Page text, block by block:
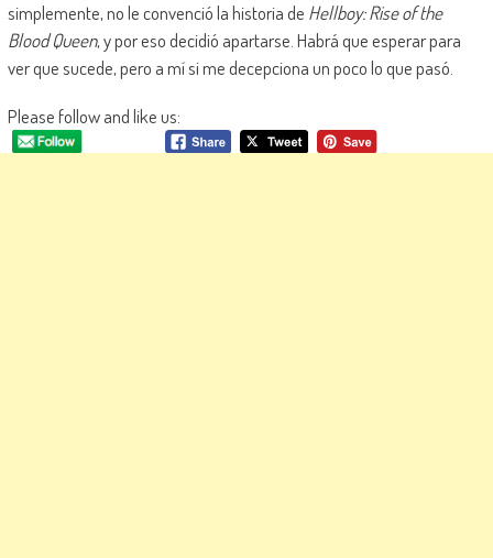
simplemente, no le convenció la historia de Hellboy: Rise of the
Blood Queen, y por eso decidió apartarse. Habrá que esperar para
ver que sucede, pero a mí si me decepciona un poco lo que pasó.
Please follow and like us: